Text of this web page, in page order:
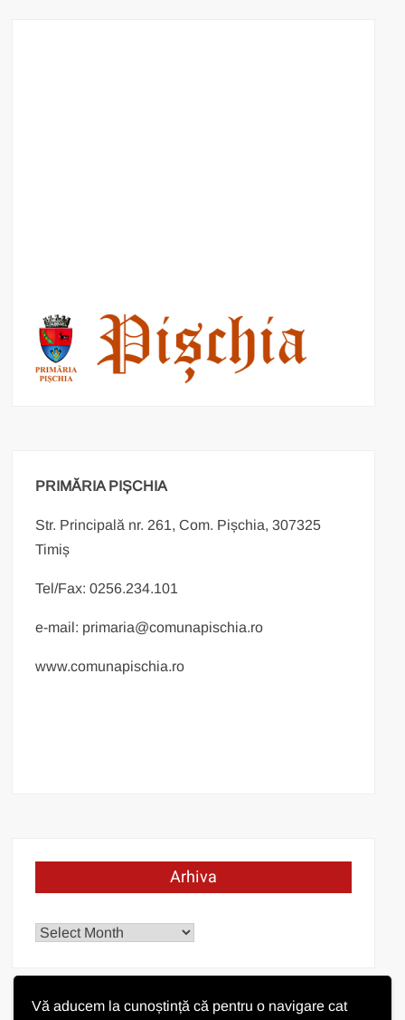
Vă aducem la cunoștință că pentru o navigare cat
PRIMĂRIA PIȘCHIA
Str. Principală nr. 261, Com. Pișchia, 307325
Timiș
Tel/Fax: 0256.234.101
e-mail: primaria@comunapischia.ro
www.comunapischia.ro
Arhiva
Arhiva